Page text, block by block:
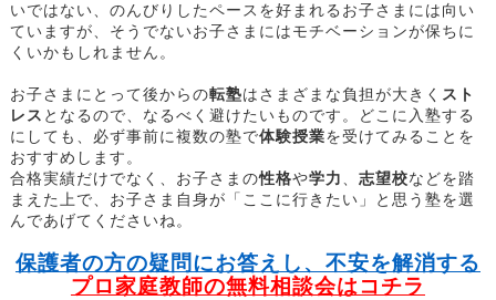
いではない、のんびりしたペースを好まれるお子さまには向い
ていますが、そうでないお子さまにはモチベーションが保ちに
くいかもしれません。
お子さまにとって後からの転塾はさまざまな負担が大きく スト
レス となるので、なるべく避けたいものです。どこに入塾する
にしても、必ず事前に複数の塾で体験授業を受けてみることを
おすすめします。
合格実績だけでなく、お子さまの性格や学力 、 志望校などを踏
まえた上で、お子さま自身が「ここに行きたい」と思う塾を選
んであげてくださいね。
保護者の方の疑問にお答えし、不安を解消する
プロ家庭教師の無料相談会はコチラ